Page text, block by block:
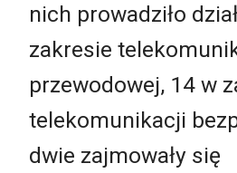
nich prowadziło
zakresie
przewodowej, 14 w
telekomunikacji
dwie zajmowały się